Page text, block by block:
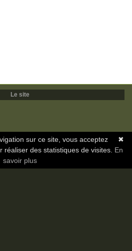
Le site
✖
sur ce site, vous acceptez
réaliser des statistiques de visites. En
savoir plus